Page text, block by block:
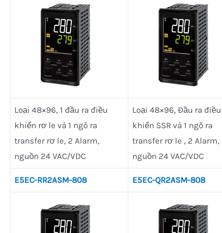
Loại 48×96, 1 đầu ra điều
khiển rơ le và 1 ngõ ra
transfer rơ le, 2 Alarm,
nguồn 24 VAC/VDC
Loại 48×96, Đầu ra điều
khiển SSR và 1 ngõ ra
transfer rơ le , 2 Alarm,
nguồn 24 VAC/VDC
E5EC-RR2ASM-808 E5EC-QR2ASM-808